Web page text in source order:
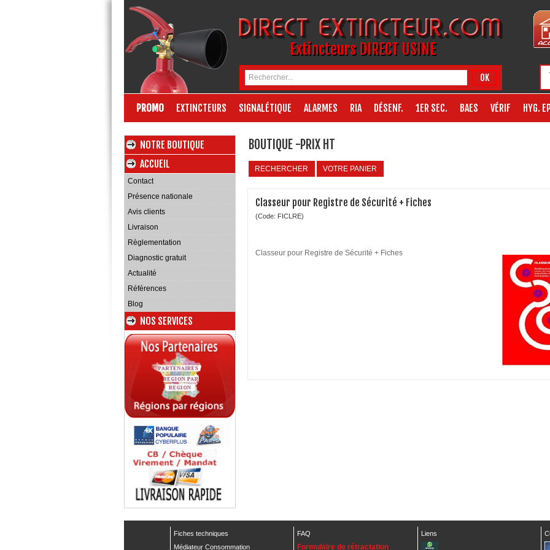
Extincteurs DIRECT USINE
OK
PROMO EXTINCTEURS SIGNALÉTIQUE ALARMES RIA DÉSENF. 1ER SEC. BAES VÉRIF HYG.
NOTRE BOUTIQUE
ACCUEIL
Contact
Présence nationale
Avis clients
Livraison
Règlementation
Diagnostic gratuit
Actualité
Références
Blog
NOS SERVICES
BOUTIQUE -PRIX HT
RECHERCHER VOTRE PANIER
Classeur pour Registre de Sécurité + Fiches
(Code: FICLRE)
Classeur pour Registre de Sécurité + Fiches
Fiches techniques FAQ Liens
Médiateur Consommation
Formulaire de rétractation